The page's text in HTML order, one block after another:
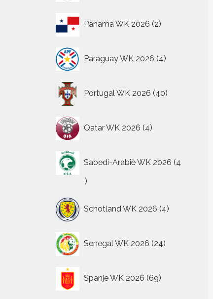
Panama WK 2026 2
producten
Paraguay WK 2026 4
producten
Portugal WK 2026 40
producten
Qatar WK 2026 4
producten
Saoedi-Arabië WK 2026 4
4
Schotland WK 2026 4
producten
Senegal WK 2026 24
producten
Spanje WK 2026 69
producten